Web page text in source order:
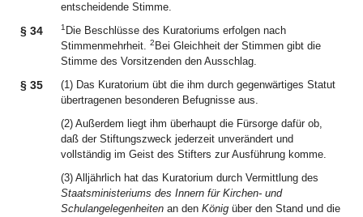
entscheidende Stimme.
§ 34 1 Die Beschlüsse des Kuratoriums erfolgen nach
Stimmenmehrheit. 2 Bei Gleichheit der Stimmen gibt die
Stimme des Vorsitzenden den Ausschlag.
§ 35
(1) Das Kuratorium übt die ihm durch gegenwärtiges Statut
übertragenen besonderen Befugnisse aus.
(2) Außerdem liegt ihm überhaupt die Fürsorge dafür ob,
daß der Stiftungszweck jederzeit unverändert und
vollständig im Geist des Stifters zur Ausführung komme.
(3) Alljährlich hat das Kuratorium durch Vermittlung des
Staatsministeriums des Innern für Kirchen- und
Schulangelegenheiten an den König über den Stand und die